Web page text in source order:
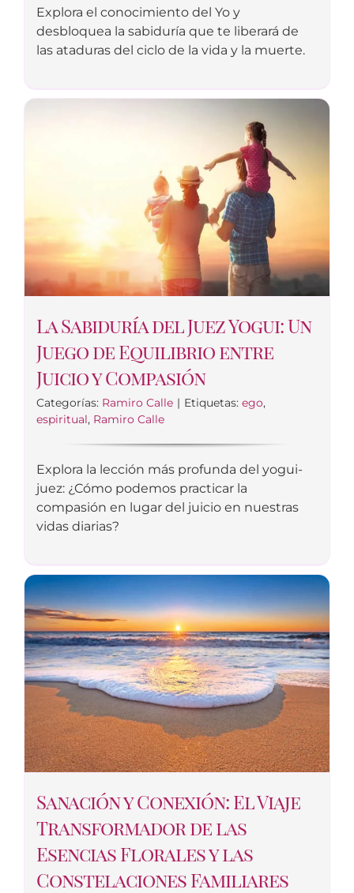
Explora el conocimiento del Yo y
desbloquea la sabiduría que te liberará de
las ataduras del ciclo de la vida y la muerte.
La Sabiduría del Juez Yogui: Un
Juego de Equilibrio entre
Juicio y Compasión
Categorías: Ramiro Calle | Etiquetas: ego,
espiritual, Ramiro Calle
Explora la lección más profunda del yogui-
juez: ¿Cómo podemos practicar la
compasión en lugar del juicio en nuestras
vidas diarias?
Sanación y Conexión: El Viaje
Transformador de las
Esencias Florales y las
Constelaciones Familiares